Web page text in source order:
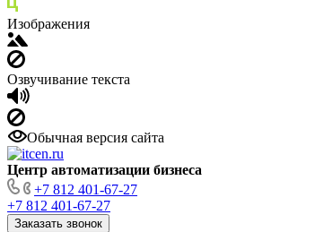
Изображения
Озвучивание текста
Обычная версия сайта
Центр автоматизации бизнеса
+7 812 401-67-27
+7 812 401-67-27
Заказать звонок